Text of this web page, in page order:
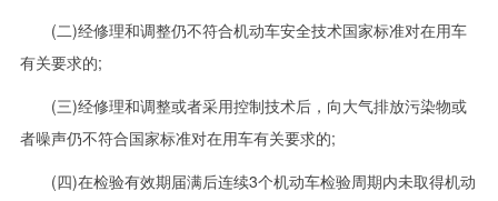
(二)经修理和调整仍不符合机动车安全技术国家标准对在用车
有关要求的;
(三)经修理和调整或者采用控制技术后，向大气排放污染物或
者噪声仍不符合国家标准对在用车有关要求的;
(四)在检验有效期届满后连续3个机动车检验周期内未取得机动